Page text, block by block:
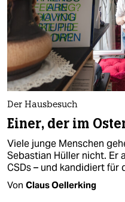
Der Hausbesuch
Einer, der im
Viele junge Menschen
Sebastian Hüller nicht. Er
CSDs – und kandidiert für
Von Claus Oellerking